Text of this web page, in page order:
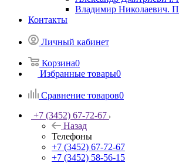
Владимир Николаевич.
Контакты
Личный кабинет
Корзина0
Избранные товары0
Сравнение товаров0
+7 (3452) 67-72-67
Назад
Телефоны
+7 (3452) 67-72-67
+7 (3452) 58-56-15